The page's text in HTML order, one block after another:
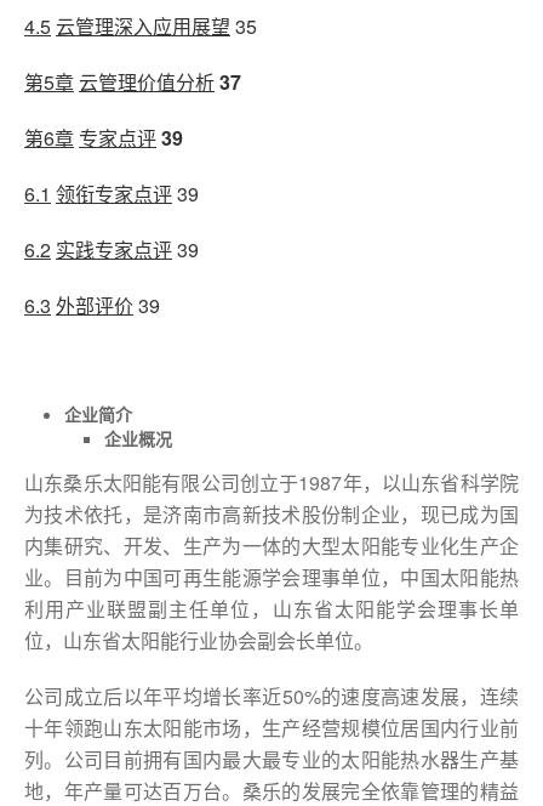
4.5 云管理深入应用展望 35
第5章 云管理价值分析37
第6章 专家点评39
6.1 领衔专家点评39
6.2 实践专家点评39
6.3 外部评价39
企业简介
企业概况
山东桑乐太阳能有限公司创立于1987年，以山东省科学院
为技术依托，是济南市高新技术股份制企业，现已成为国
内集研究、开发、生产为一体的大型太阳能专业化生产企
业。目前为中国可再生能源学会理事单位，中国太阳能热
利用产业联盟副主任单位，山东省太阳能学会理事长单
位，山东省太阳能行业协会副会长单位。
公司成立后以年平均增长率近50%的速度高速发展，连续
十年领跑山东太阳能市场，生产经营规模位居国内行业前
列。公司目前拥有国内最大最专业的太阳能热水器生产基
地，年产量可达百万台。桑乐的发展完全依靠管理的精益